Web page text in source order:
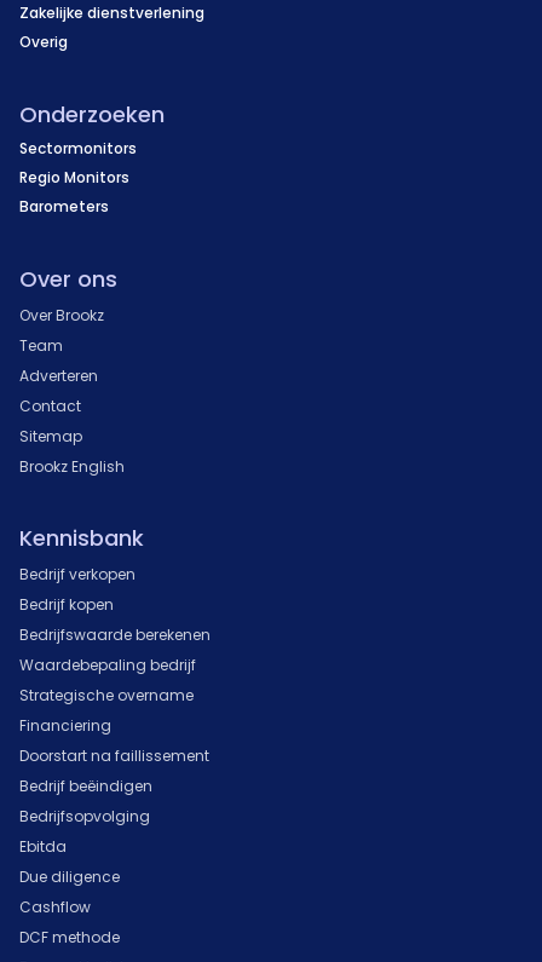
Zakelijke dienstverlening
Overig
Onderzoeken
Sectormonitors
Regio Monitors
Barometers
Over ons
Over Brookz
Team
Adverteren
Contact
Sitemap
Brookz English
Kennisbank
Bedrijf verkopen
Bedrijf kopen
Bedrijfswaarde berekenen
Waardebepaling bedrijf
Strategische overname
Financiering
Doorstart na faillissement
Bedrijf beëindigen
Bedrijfsopvolging
Ebitda
Due diligence
Cashflow
DCF methode